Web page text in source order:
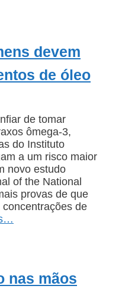
devem
de óleo
de tomar
ômega-3,
do Instituto
a um risco maior
novo estudo
of the National
provas de que
de
nas mãos